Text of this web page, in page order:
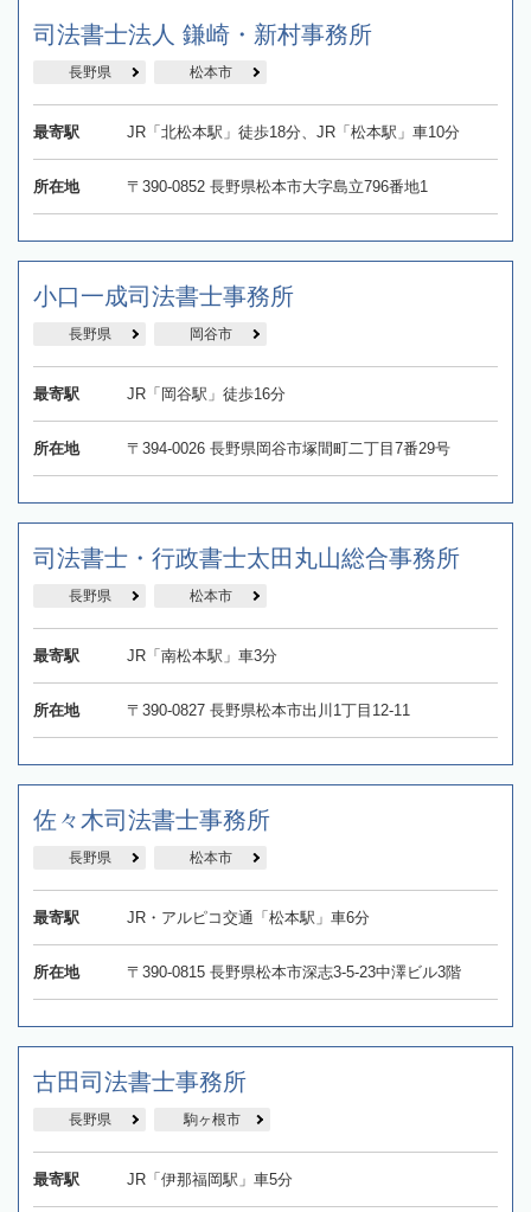
司法書士法人 鎌崎・新村事務所
長野県 松本市
最寄駅 JR「北松本駅」徒歩18分、JR「松本駅」車10分
所在地 〒390-0852 長野県松本市大字島立796番地1
小口一成司法書士事務所
長野県 岡谷市
最寄駅 JR「岡谷駅」徒歩16分
所在地 〒394-0026 長野県岡谷市塚間町二丁目7番29号
司法書士・行政書士太田丸山総合事務所
長野県 松本市
最寄駅 JR「南松本駅」車3分
所在地 〒390-0827 長野県松本市出川1丁目12-11
佐々木司法書士事務所
長野県 松本市
最寄駅 JR・アルピコ交通「松本駅」車6分
所在地 〒390-0815 長野県松本市深志3-5-23中澤ビル3階
古田司法書士事務所
長野県 駒ヶ根市
最寄駅 JR「伊那福岡駅」車5分